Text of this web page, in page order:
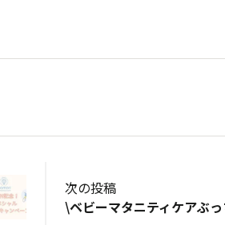
次の投稿